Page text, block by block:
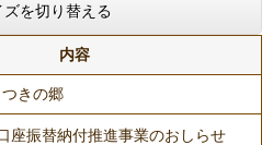
を切り替える
内容
きの郷
座振替納付推進事業のおしらせ